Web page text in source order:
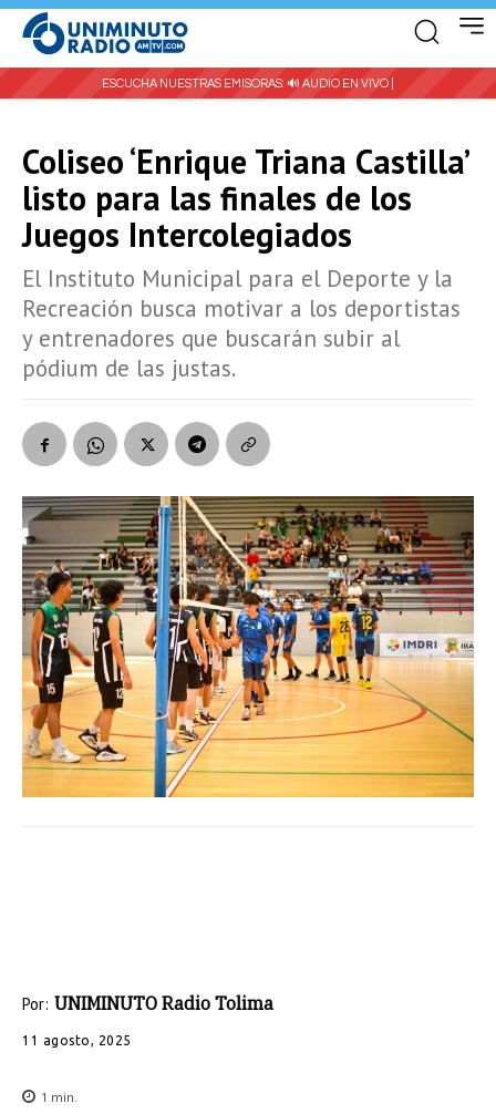
ESCUCHA NUESTRAS EMISORAS: 🔊 AUDIO EN VIVO |
Coliseo ‘Enrique Triana Castilla’
listo para las finales de los
Juegos Intercolegiados
El Instituto Municipal para el Deporte y la
Recreación busca motivar a los deportistas
y entrenadores que buscarán subir al
pódium de las justas.
Por: UNIMINUTO Radio Tolima
11 agosto, 2025
1 min.